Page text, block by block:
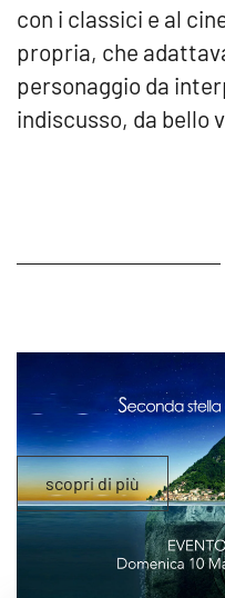
con i classici e al
propria, che
personaggio da
indiscusso, da bello
scopri di più